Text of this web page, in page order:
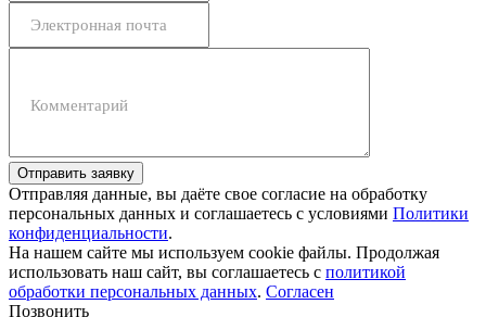
Электронная почта
Комментарий
Отправить заявку
Отправляя данные, вы даёте свое согласие на обработку
персональных данных и соглашаетесь с условиями Политики
конфиденциальности.
На нашем сайте мы используем cookie файлы. Продолжая
использовать наш сайт, вы соглашаетесь с политикой
обработки персональных данных. Согласен
Позвонить